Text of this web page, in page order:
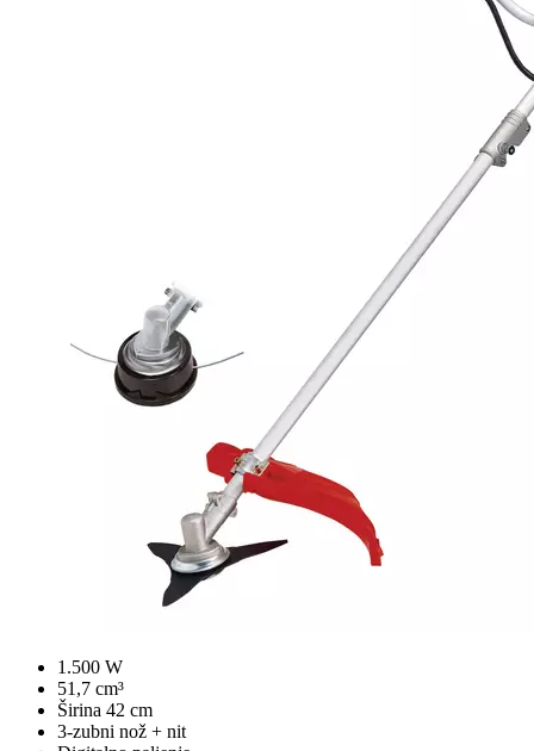
1.500 W
51,7 cm³
Širina 42 cm
3-zubni nož + nit